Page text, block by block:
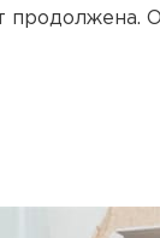
продолжена.